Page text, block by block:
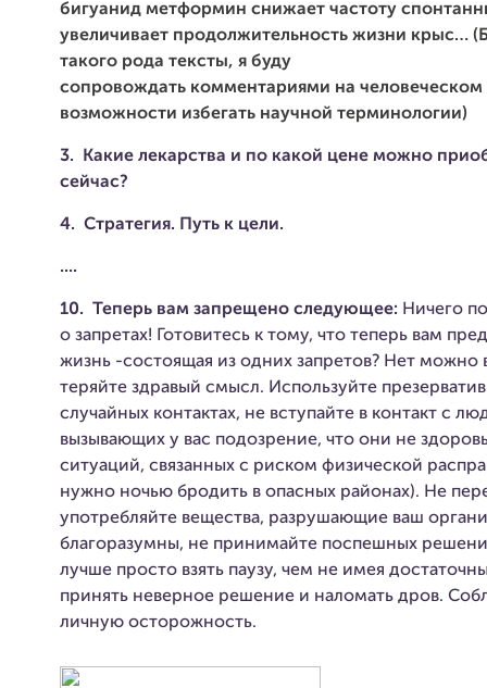
бигуанид метформин снижает частоту
увеличивает продолжительность жизни крыс…
такого рода тексты, я буду
сопровождать комментариями на человеческом
возможности избегать научной терминологии)
3.
Какие лекарства и по какой цене можно
сейчас?
4. Стратегия. Путь к цели.
....
10. Теперь вам запрещено следующее: Ничего
о запретах! Готовитесь к тому, что теперь вам
жизнь -состоящая из одних запретов? Нет можно
теряйте здравый смысл. Используйте
случайных контактах, не вступайте в контакт с
вызывающих у вас подозрение, что они не
ситуаций, связанных с риском физической
нужно ночью бродить в опасных районах). Не
употребляйте вещества, разрушающие ваш
благоразумны, не принимайте поспешных
лучше просто взять паузу, чем не имея
принять неверное решение и наломать дров.
личную осторожность.